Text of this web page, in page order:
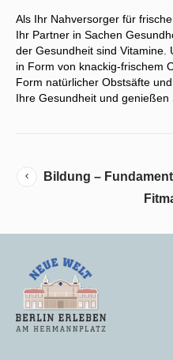
Als Ihr Nahversorger für
Ihr Partner in Sachen
der Gesundheit sind Vitamine.
in Form von knackig-frischem
Form natürlicher Obstsäfte
Ihre Gesundheit und genießen
Bildung –